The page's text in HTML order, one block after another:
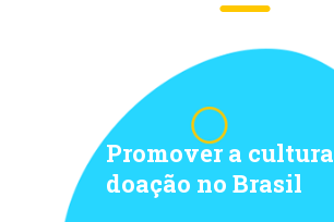
Promover a cultura
doação no Brasil